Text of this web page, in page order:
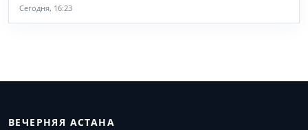
Сегодня, 16:23
ВЕЧЕРНЯЯ АСТАНА